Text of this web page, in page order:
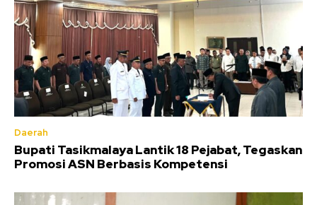
Daerah
Bupati Tasikmalaya Lantik 18 Pejabat, Tegaskan
Promosi ASN Berbasis Kompetensi